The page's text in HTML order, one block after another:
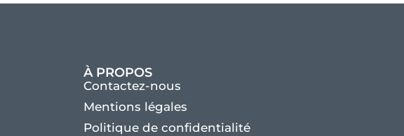
À PROPOS
Contactez-nous
Mentions légales
Politique de confidentialité